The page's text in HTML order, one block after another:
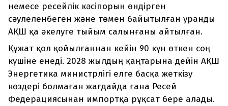
немесе ресейлік кәсіпорын өндірген
сәулеленбеген және төмен байытылған уранды
АҚШ қа әкелуге тыйым салынғаны айтылған.
Құжат қол қойылғаннан кейін 90 күн өткен соң
күшіне енеді. 2028 жылдың қаңтарына дейін АҚШ
Энергетика министрлігі елге басқа жеткізу
көздері болмаған жағдайда ғана Ресей
Федерациясынан импортқа рұқсат бере алады.